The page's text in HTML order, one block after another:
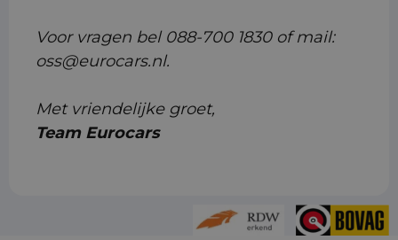
Voor vragen bel 088-700 1830 of mail:
oss@eurocars.nl.
Met vriendelijke groet,
Team Eurocars